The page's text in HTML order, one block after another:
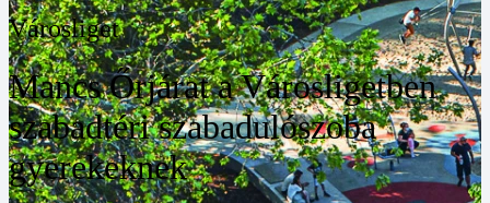
Városliget
Mancs Őrjárat a Városligetben
szabadtéri szabadulószoba
gyerekeknek